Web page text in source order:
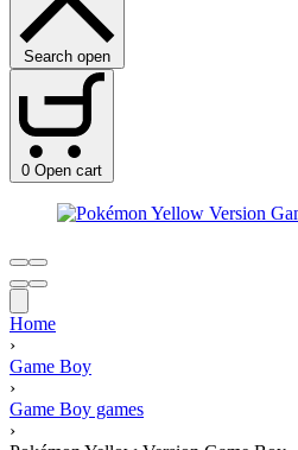
Search open
0 Open cart
Home
›
Game Boy
›
Game Boy games
›